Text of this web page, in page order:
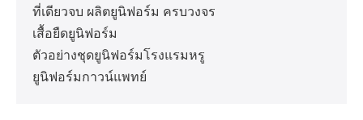
ที่เดียวจบ ผลิตยูนิฟอร์ม ครบวงจร
เสื้อยืดยูนิฟอร์ม
ตัวอย่างชุดยูนิฟอร์มโรงแรมหรู
ยูนิฟอร์มกาวน์แพทย์